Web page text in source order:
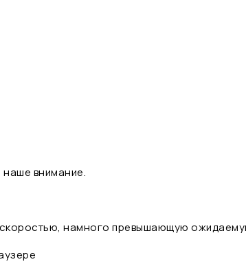
наше внимание.
намного превышающую